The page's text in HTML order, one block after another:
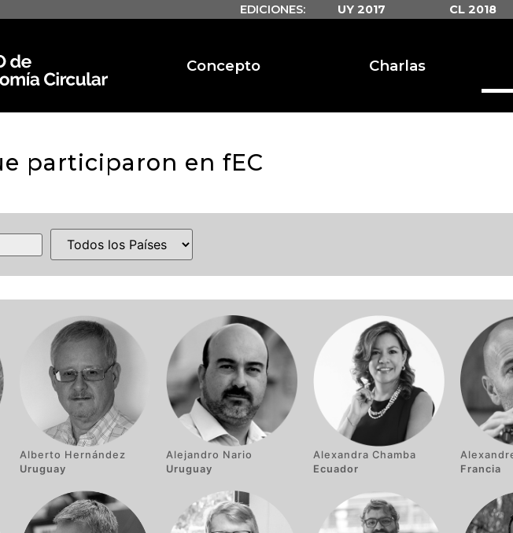
EDICIONES: UY 2017 CL 2018
Concepto Charlas
participaron en fEC
Alberto Hernández
Uruguay
Alejandro Nario
Uruguay
Alexandra Chamba
Ecuador
Francia